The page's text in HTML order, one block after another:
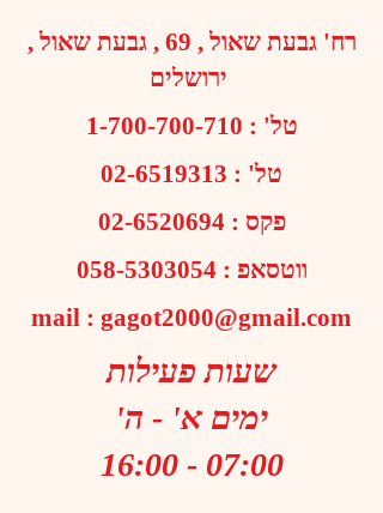
רח' גבעת שאול , 69 , גבעת שאול ,
טל' : 1-700-700-710
טל' : 02-6519313
פקס :02-6520694
ווטסאפ :058-5303054
mail : gagot2000@gmail.com
שעות פעילות
ימים א' - ה'
07:00 - 16:00